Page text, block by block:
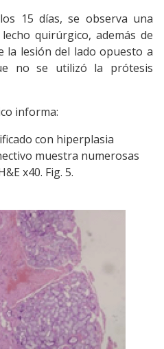
15 días, se observa una
quirúrgico, además de
la lesión del lado opuesto a
no se utilizó la prótesis
informa:
con hiperplasia
muestra numerosas
x40. Fig. 5.